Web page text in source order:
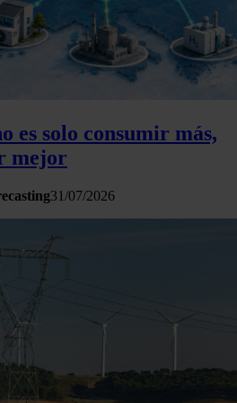
hayan recopilado a partir del uso
es solo consumir más,
mejor
31/07/2026